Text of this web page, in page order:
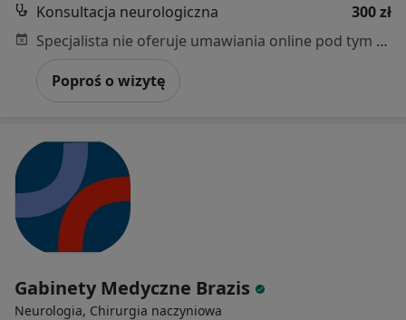
Konsultacja neurologiczna
300 zł
Specjalista nie oferuje umawiania online pod tym adresem.
Poproś o wizytę
Gabinety Medyczne Brazis
Neurologia, Chirurgia naczyniowa